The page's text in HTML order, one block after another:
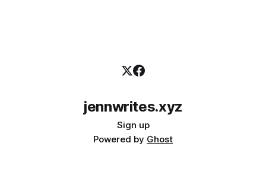
jennwrites.xyz
Sign up
Powered by Ghost